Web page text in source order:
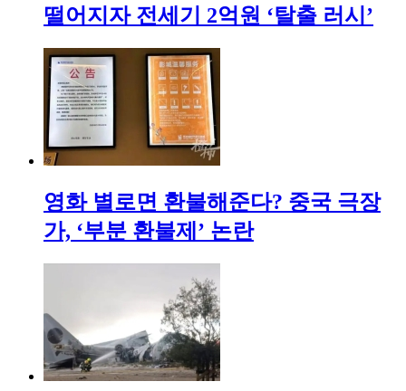
떨어지자 전세기 2억원 ‘탈출 러시’
영화 별로면 환불해준다? 중국 극장
가, ‘부분 환불제’ 논란